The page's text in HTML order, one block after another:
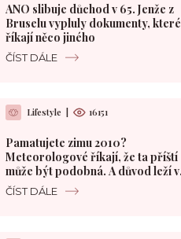
ANO slibuje důchod v 65. Jenže z
Bruselu vypluly dokumenty, které
říkají něco jiného
ČÍST DÁLE
Lifestyle 16151
Pamatujete zimu 2010?
Meteorologové říkají, že ta příští
může být podobná. A důvod leží v
Pacifiku
ČÍST DÁLE